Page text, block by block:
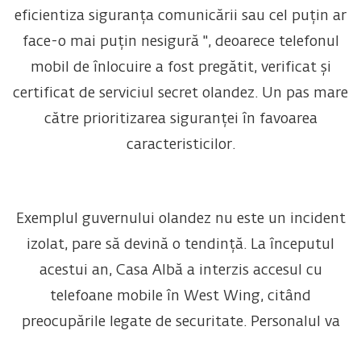
eficientiza siguranța comunicării sau cel puțin ar
face-o mai puțin nesigură ", deoarece telefonul
mobil de înlocuire a fost pregătit, verificat și
certificat de serviciul secret olandez. Un pas mare
către prioritizarea siguranței în favoarea
caracteristicilor.
Exemplul guvernului olandez nu este un incident
izolat, pare să devină o tendință. La începutul
acestui an, Casa Albă a interzis accesul cu
telefoane mobile în West Wing, citând
preocupările legate de securitate. Personalul va